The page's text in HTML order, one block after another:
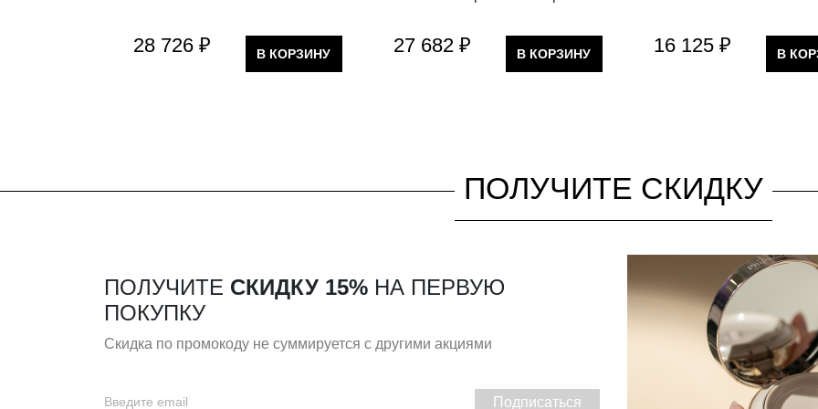
28 726 ₽ В КОРЗИНУ 27 682 ₽ В КОРЗИНУ 16 125 ₽ В
ПОЛУЧИТЕ СКИДКУ
ПОЛУЧИТЕ СКИДКУ 15% НА ПЕРВУЮ
ПОКУПКУ
Скидка по промокоду не суммируется с другими акциями
Подписаться